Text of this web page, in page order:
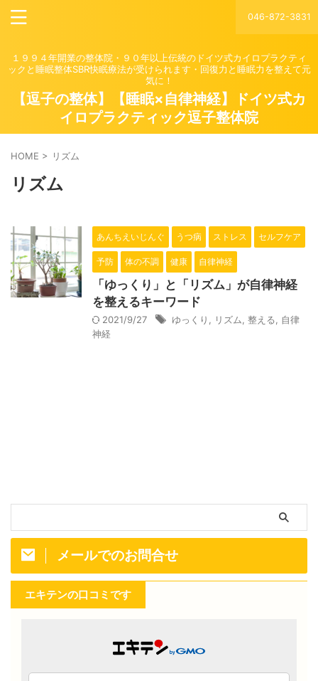
046-872-3831
１９９４年開業の整体院・９０年以上伝統のドイツ式カイロプラクティ
ックと睡眠整体SBR快眠療法が受けられます・回復力と睡眠力を整えて元
気に！
【逗子の整体】【睡眠×自律神経】ドイツ式カ
イロプラクティック逗子整体院
HOME > リズム
リズム
あんちえいじんぐ うつ病 ストレス セルフケア
予防 体の不調 健康 自律神経
「ゆっくり」と「リズム」が自律神経
を整えるキーワード
2021/9/27 ゆっくり リズム 整える
自律
神経
メールでのお問合せ
エキテンの口コミです